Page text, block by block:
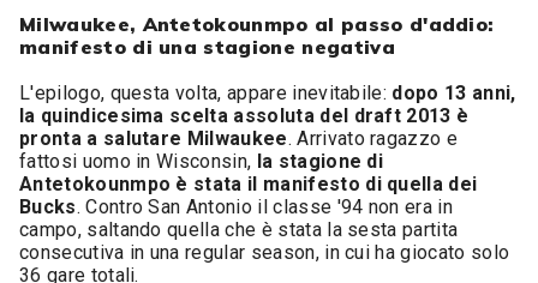
Milwaukee, Antetokounmpo al passo d'addio:
manifesto di una stagione negativa
L'epilogo, questa volta, appare inevitabile: dopo 13 anni,
la quindicesima scelta assoluta del draft 2013 è
pronta a salutare Milwaukee. Arrivato ragazzo e
fattosi uomo in Wisconsin, la stagione di
Antetokounmpo è stata il manifesto di quella dei
Bucks. Contro San Antonio il classe '94 non era in
campo, saltando quella che è stata la sesta partita
consecutiva in una regular season, in cui ha giocato solo
36 gare totali.